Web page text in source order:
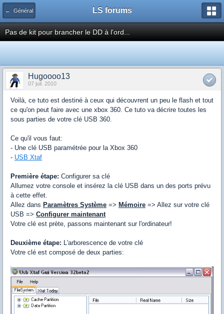
← Général LS forums
Pas de kit pour brancher le DD à l'ord...
Hugoooo13
07 juil. 2010
Voilà, ce tuto est destiné à ceux qui découvrent un peu le flash et tout
ce qu'on peut faire avec une xbox 360. Ce tuto va décrire toutes les
sous parties de votre clé USB 360.
Ce qu'il vous faut:
- Une clé USB paramétrée pour la Xbox 360
- USB Xtaf
Première étape: Configurer sa clé
Allumez votre console et insérez la clé USB dans un des ports prévu
à cette effet.
Allez dans Paramètres Système => Mémoire => Allez sur votre clé
USB => Configurer maintenant
Votre clé est prète, passons maintenant sur l'ordinateur!
Deuxième étape: L'arborescence de votre clé
Votre clé est composé de deux parties: